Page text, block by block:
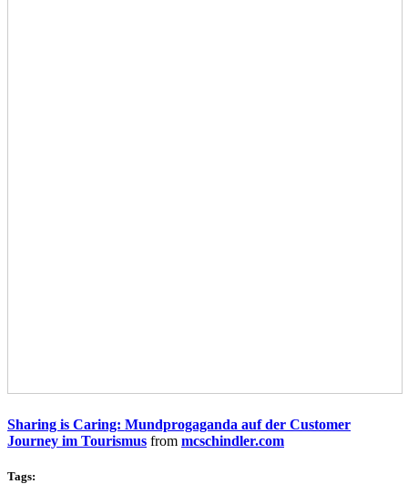
Sharing is Caring: Mundprogaganda auf der Customer
Journey im Tourismus from mcschindler.com
Tags: